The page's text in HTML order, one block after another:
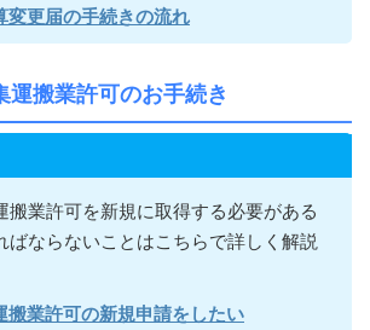
変更届の手続きの流れ
運搬業許可のお手続き
搬業許可を新規に取得する必要がある
ばならないこ とはこちらで詳しく解説
搬業許可の新規申請をしたい